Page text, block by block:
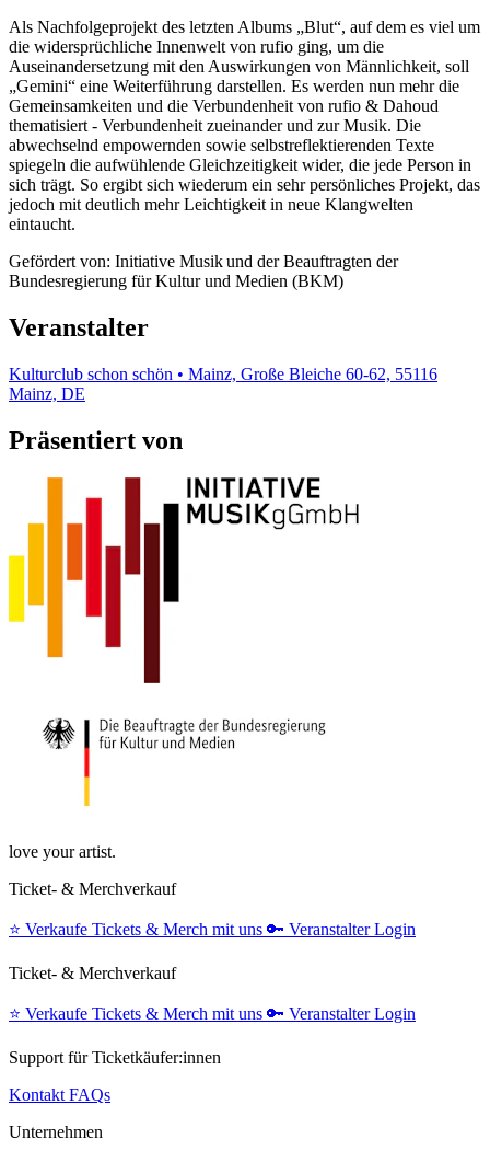
Als Nachfolgeprojekt des letzten Albums „Blut“, auf dem es viel um
die widersprüchliche Innenwelt von rufio ging, um die
Auseinandersetzung mit den Auswirkungen von Männlichkeit, soll
„Gemini“ eine Weiterführung darstellen. Es werden nun mehr die
Gemeinsamkeiten und die Verbundenheit von rufio & Dahoud
thematisiert - Verbundenheit zueinander und zur Musik. Die
abwechselnd empowernden sowie selbstreflektierenden Texte
spiegeln die aufwühlende Gleichzeitigkeit wider, die jede Person in
sich trägt. So ergibt sich wiederum ein sehr persönliches Projekt, das
jedoch mit deutlich mehr Leichtigkeit in neue Klangwelten
eintaucht.
Gefördert von: Initiative Musik und der Beauftragten der
Bundesregierung für Kultur und Medien (BKM)
Veranstalter
Kulturclub schon schön • Mainz, Große Bleiche 60-62, 55116
Mainz, DE
Präsentiert von
love your artist.
Ticket- & Merchverkauf
⭐️ Verkaufe Tickets & Merch mit uns 🔑 Veranstalter Login
Ticket- & Merchverkauf
⭐️ Verkaufe Tickets & Merch mit uns 🔑 Veranstalter Login
Support für Ticketkäufer:innen
Kontakt FAQs
Unternehmen